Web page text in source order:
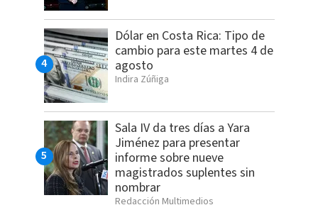
Dólar en Costa Rica: Tipo de
cambio para este martes 4 de
agosto
Indira Zúñiga
Sala IV da tres días a Yara
Jiménez para presentar
informe sobre nueve
magistrados suplentes sin
nombrar
Redacción Multimedios